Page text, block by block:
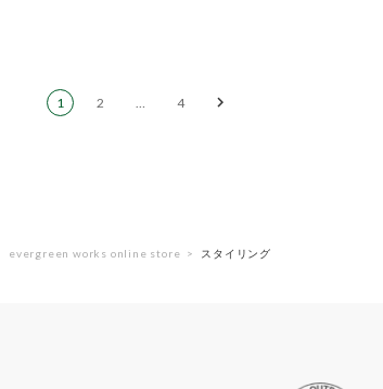
1 2 4
evergreen works online store スタイリング